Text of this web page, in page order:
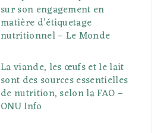
sur son engagement en
matière d’étiquetage
nutritionnel – Le Monde
La viande, les œufs et le lait
sont des sources essentielles
de nutrition, selon la FAO –
ONU Info